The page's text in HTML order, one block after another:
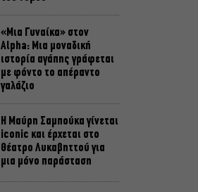
«Μια Γυναίκα» στον
Alpha: Μια μοναδική
ιστορία αγάπης γράφεται
με φόντο το απέραντο
γαλάζιο
Η Μαύρη Σαμπούκα γίνεται
iconic και έρχεται στο
Θέατρο Λυκαβηττού για
μια μόνο παράσταση